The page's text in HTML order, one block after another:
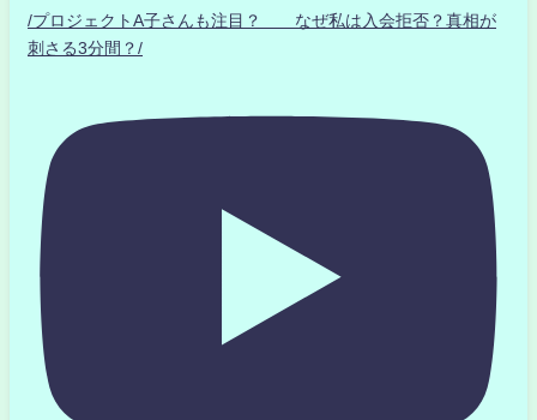
/プロジェクトA子さんも注目？ なぜ私は入会拒否？真相が
刺さる3分間？/